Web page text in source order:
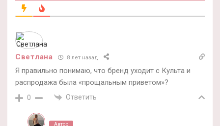
Светлана 8 лет назад
Я правильно понимаю, что бренд уходит с Культа и
распродажа была «прощальным приветом»?
0 Ответить
Автор